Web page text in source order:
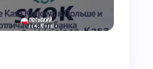
Kasa Krajowa в Польше и
от банка